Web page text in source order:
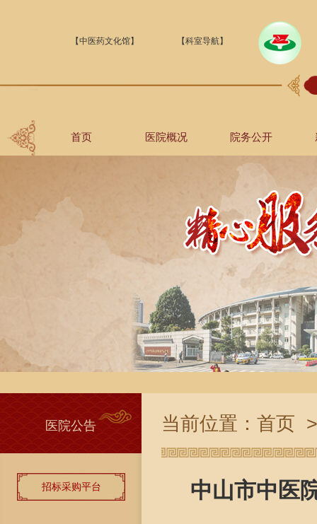
【中医药文化馆】 【科室导航】
首页 医院概况 院务公开
医院公告
招标采购平台
当前位置： 首页
中山市中医